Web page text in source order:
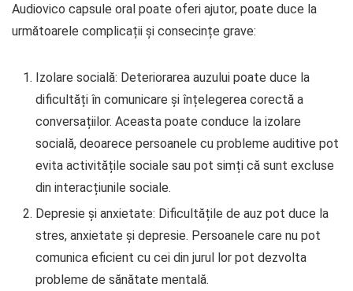
Audiovico capsule oral poate oferi ajutor, poate duce la
următoarele complicații și consecințe grave:
Izolare socială: Deteriorarea auzului poate duce la
dificultăți în comunicare și înțelegerea corectă a
conversațiilor. Aceasta poate conduce la izolare
socială, deoarece persoanele cu probleme auditive pot
evita activitățile sociale sau pot simți că sunt excluse
din interacțiunile sociale.
Depresie și anxietate: Dificultățile de auz pot duce la
stres, anxietate și depresie. Persoanele care nu pot
comunica eficient cu cei din jurul lor pot dezvolta
probleme de sănătate mentală.